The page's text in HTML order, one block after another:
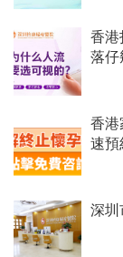
香港
落仔
香港
速預
深圳